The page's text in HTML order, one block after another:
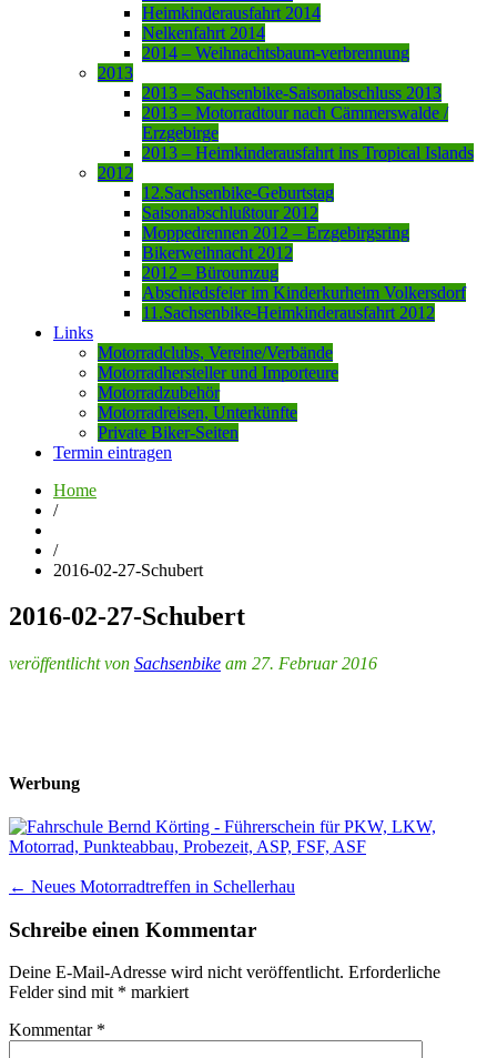
Heimkinderausfahrt 2014
Nelkenfahrt 2014
2014 – Weihnachtsbaum-verbrennung
2013
2013 – Sachsenbike-Saisonabschluss 2013
2013 – Motorradtour nach Cämmerswalde /
Erzgebirge
2013 – Heimkinderausfahrt ins Tropical Islands
2012
12.Sachsenbike-Geburtstag
Saisonabschlußtour 2012
Moppedrennen 2012 – Erzgebirgsring
Bikerweihnacht 2012
2012 – Büroumzug
Abschiedsfeier im Kinderkurheim Volkersdorf
11.Sachsenbike-Heimkinderausfahrt 2012
Links
Motorradclubs, Vereine/Verbände
Motorradhersteller und Importeure
Motorradzubehör
Motorradreisen, Unterkünfte
Private Biker-Seiten
Termin eintragen
Home
/
/
2016-02-27-Schubert
2016-02-27-Schubert
veröffentlicht von Sachsenbike am 27. Februar 2016
Werbung
Post
navigation
← Neues Motorradtreffen in Schellerhau
Schreibe einen Kommentar
Deine E-Mail-Adresse wird nicht veröffentlicht. Erforderliche
Felder sind mit * markiert
Kommentar *